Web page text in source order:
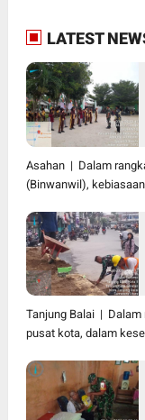
LATEST
Asahan | Dalam
(Binwanwil),
Tanjung Balai | Dalam
pusat kota, dalam